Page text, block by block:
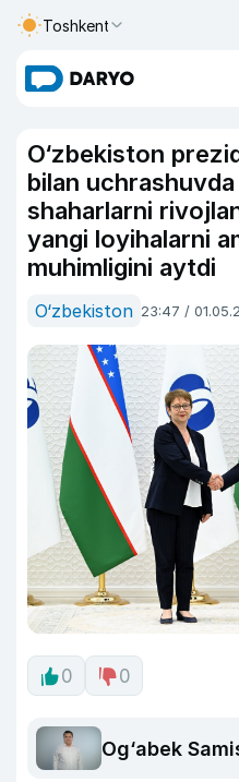
Toshkent
O‘zbekiston
bilan uchrashuvda
shaharlarni
yangi loyihalarni
muhimligini aytdi
O‘zbekiston 23:47 /
0 0
Og‘abek